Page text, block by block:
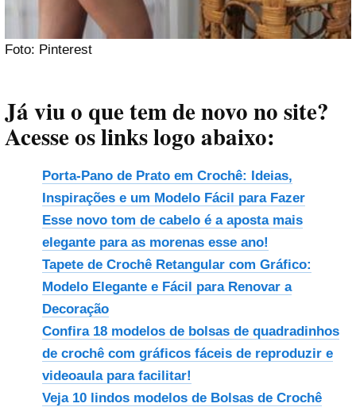
Foto: Pinterest
Já viu o que tem de novo no site?
Acesse os links logo abaixo:
Porta-Pano de Prato em Crochê: Ideias,
Inspirações e um Modelo Fácil para Fazer
Esse novo tom de cabelo é a aposta mais
elegante para as morenas esse ano!
Tapete de Crochê Retangular com Gráfico:
Modelo Elegante e Fácil para Renovar a
Decoração
Confira 18 modelos de bolsas de quadradinhos
de crochê com gráficos fáceis de reproduzir e
videoaula para facilitar!
Veja 10 lindos modelos de Bolsas de Crochê